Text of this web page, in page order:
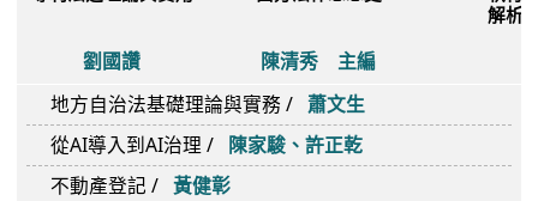
經典深化課 more